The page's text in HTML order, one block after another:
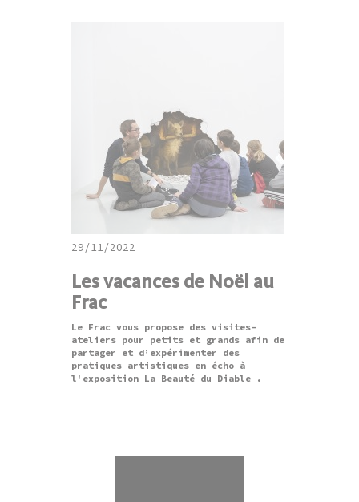
29/11/2022
Les vacances de Noël au
Frac
Le Frac vous propose des visites-
ateliers pour petits et grands afin de
partager et d’expérimenter des
pratiques artistiques en écho à
l'exposition La Beauté du Diable .